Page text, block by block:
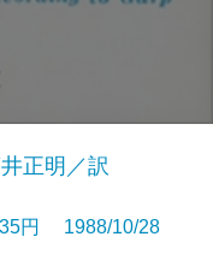
正明／訳
円 1988/10/28